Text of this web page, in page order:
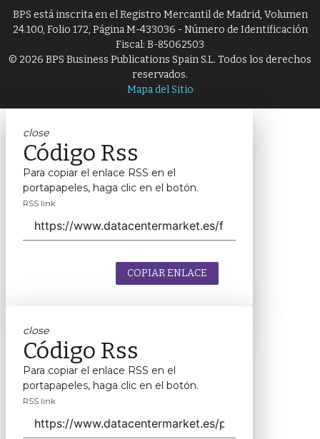
BPS está inscrita en el Registro Mercantil de Madrid, Volumen
24.100, Folio 172, Página M-433036 - Número de Identificación
Fiscal: B-85062503
© 2026 BPS Business Publications Spain S.L. Todos los derechos
reservados.
Mapa del Sitio
close
Código Rss
Para copiar el enlace RSS en el
portapapeles, haga clic en el botón.
RSS link
COPIAR ENLACE
close
Código Rss
Para copiar el enlace RSS en el
portapapeles, haga clic en el botón.
RSS link